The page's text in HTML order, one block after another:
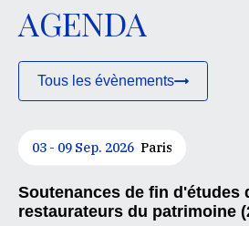
AGENDA
Tous les évènements
03 - 09 Sep. 2026 Paris
Soutenances de fin d'études
restaurateurs du patrimoine